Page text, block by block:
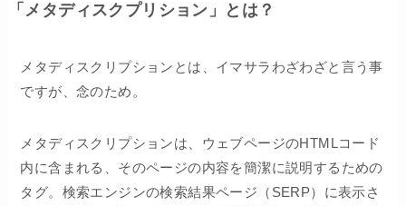
「メタディスクプリション」とは？
メタディスクリプションとは、イマサラわざわざと言う事
ですが、念のため。
メタディスクリプションは、ウェブページのHTMLコード
内に含まれる、そのページの内容を簡潔に説明するための
タグ。検索エンジンの検索結果ページ（SERP）に表示さ